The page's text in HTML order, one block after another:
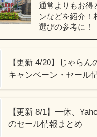
通常よりもお得
ンなどを紹介！
選びの参考に！
【更新 4/20】じゃらん
キャンペーン・セール
【更新 8/1】一休、
のセール情報まとめ